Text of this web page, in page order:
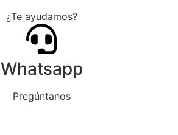
¿Te ayudamos?
Whatsapp
Pregúntanos